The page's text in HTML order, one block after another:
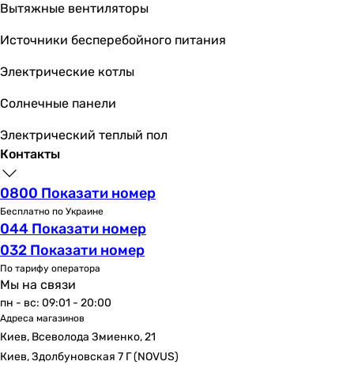
Вытяжные вентиляторы
Источники бесперебойного питания
Электрические котлы
Солнечные панели
Электрический теплый пол
Контакты
0800 Показати номер
Бесплатно по Украине
044 Показати номер
032 Показати номер
По тарифу оператора
Мы на связи
пн - вс: 09:01 - 20:00
Адреса магазинов
Киев, Всеволода Змиенко, 21
Киев, Здолбуновская 7 Г (NOVUS)